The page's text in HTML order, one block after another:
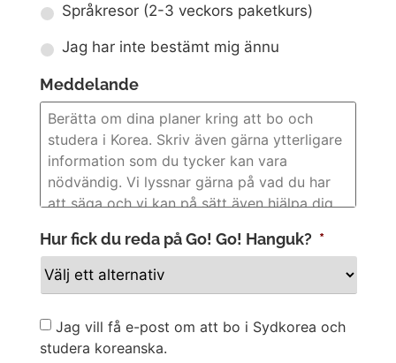
Språkresor (2-3 veckors paketkurs)
Jag har inte bestämt mig ännu
Meddelande
Hur fick du reda på Go! Go! Hanguk? *
Newsletter
Jag vill få e-post om att bo i Sydkorea och
studera koreanska.